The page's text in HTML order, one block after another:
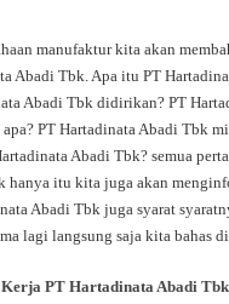
manufaktur kita akan
Abadi Tbk. Apa itu PT
Abadi Tbk didirikan? PT
PT Hartadinata Abadi Tbk
Abadi Tbk? semua
hanya itu kita juga akan
Abadi Tbk juga syarat
lagi langsung saja kita bahas
PT Hartadinata Abadi Tbk